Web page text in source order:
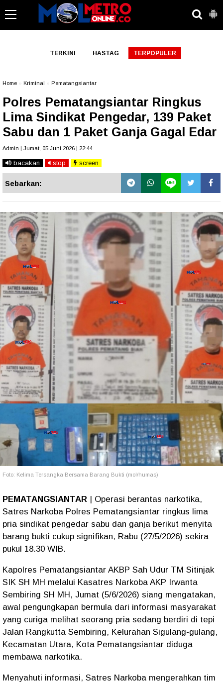
TERKINI HASTAG TERPOPULER
Home Kriminal Pematangsiantar
Polres Pematangsiantar Ringkus
Lima Sindikat Pengedar, 139 Paket
Sabu dan 1 Paket Ganja Gagal Edar
Admin | Jumat, 05 Juni 2026 | 22:44
bacakan stop screen
Sebarkan:
Foto: Kelima Tersangka Bersama Barang Bukti (mol/humas)
PEMATANGSIANTAR | Operasi berantas narkotika,
Satres Narkoba Polres Pematangsiantar ringkus lima
pria sindikat pengedar sabu dan ganja berikut menyita
barang bukti cukup signifikan, Rabu (27/5/2026) sekira
pukul 18.30 WIB.
Kapolres Pematangsiantar AKBP Sah Udur TM Sitinjak
SIK SH MH melalui Kasatres Narkoba AKP Irwanta
Sembiring SH MH, Jumat (5/6/2026) siang mengatakan,
awal pengungkapan bermula dari informasi masyarakat
yang curiga melihat seorang pria sedang berdiri di tepi
Jalan Rangkutta Sembiring, Kelurahan Sigulang-gulang,
Kecamatan Utara, Kota Pematangsiantar diduga
membawa narkotika.
Menyahuti informasi, Satres Narkoba mengerahkan tim